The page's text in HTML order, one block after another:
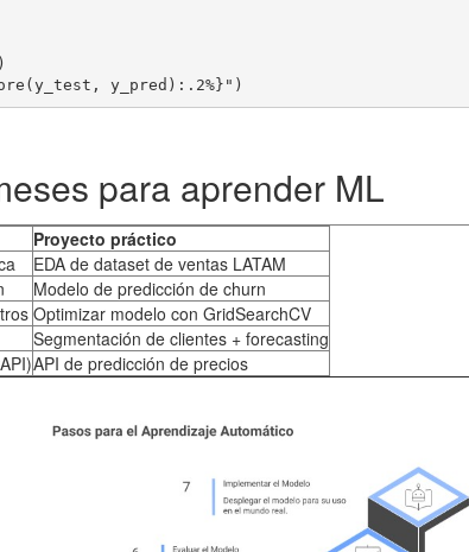
para aprender ML
Proyecto práctico
EDA de dataset de ventas LATAM
Modelo de predicción de churn
Optimizar modelo con GridSearchCV
Segmentación de clientes + forecasting
API de predicción de precios